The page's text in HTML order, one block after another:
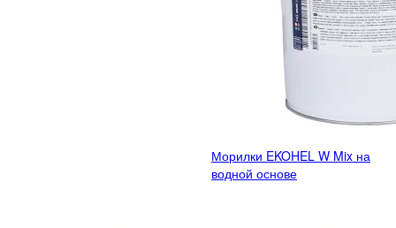
Морилки EKOHEL W Mix на
водной основе